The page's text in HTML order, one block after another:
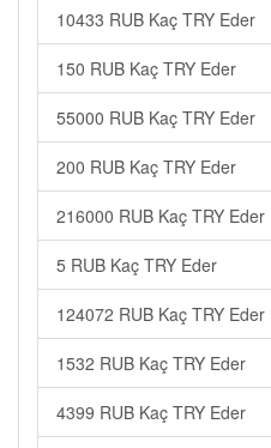
10433 RUB Kaç TRY Eder
150 RUB Kaç TRY Eder
55000 RUB Kaç TRY Eder
200 RUB Kaç TRY Eder
216000 RUB Kaç TRY Eder
5 RUB Kaç TRY Eder
124072 RUB Kaç TRY Eder
1532 RUB Kaç TRY Eder
4399 RUB Kaç TRY Eder